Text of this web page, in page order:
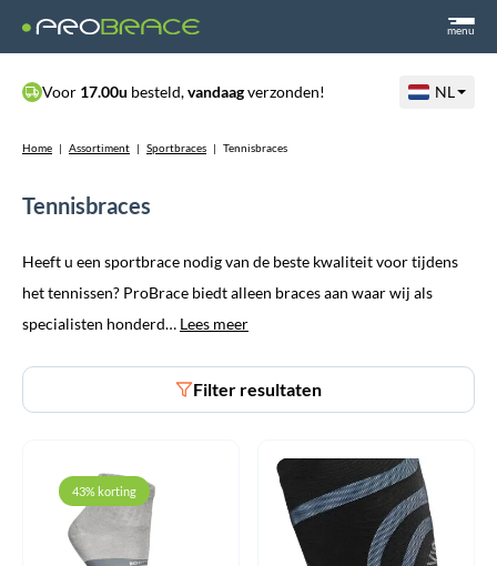
menu
Voor 17.00u besteld,vandaagverzonden! NL
Home | Assortiment | Sportbraces | Tennisbraces
Tennisbraces
Heeft u een sportbrace nodig van de beste kwaliteit voor tijdens
het tennissen? ProBrace biedt alleen braces aan waar wij als
specialisten honderd… Lees meer
Filter resultaten
43% korting